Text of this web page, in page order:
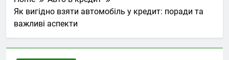
Як вигідно взяти автомобіль у кредит: поради та
важливі аспекти